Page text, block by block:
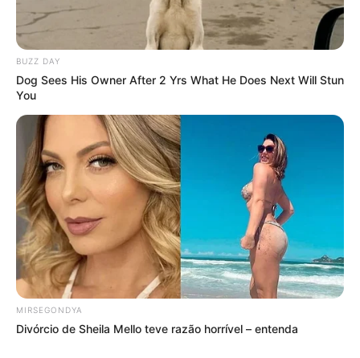
SHARE THIS Share it Tweet
Share it Pin it
PUBLICAÇÕES RELACIONADAS
Notícia
PRÓXIMA MATÉRIA
O Brasil estreia no mata-mata
da Copa ganhando de 2 x 1 do
PUBLICAÇÃO RECENTE
"Salva vidas mais rápido":
como funciona a primeira UTI
inteligente do SUS no Brasil.
FAÇA O SEU COMENTÁRIO AQUI!
FALE CONOSCO
BUZZ DAY
Dog Sees His Owner After 2 Yrs What He Does Next Will Stun
You
MIRSEGONDYA
Divórcio de Sheila Mello teve razão horrível – entenda